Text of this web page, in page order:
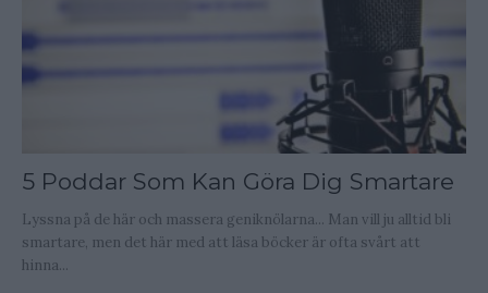
5 Poddar Som Kan Göra Dig Smartare
Lyssna på de här och massera geniknölarna... Man vill ju alltid bli
smartare, men det här med att läsa böcker är ofta svårt att
hinna...